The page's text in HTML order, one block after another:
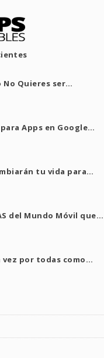
No Quieres ser…
para Apps en Google…
tu vida para…
del Mundo Móvil que…
vez por todas como…